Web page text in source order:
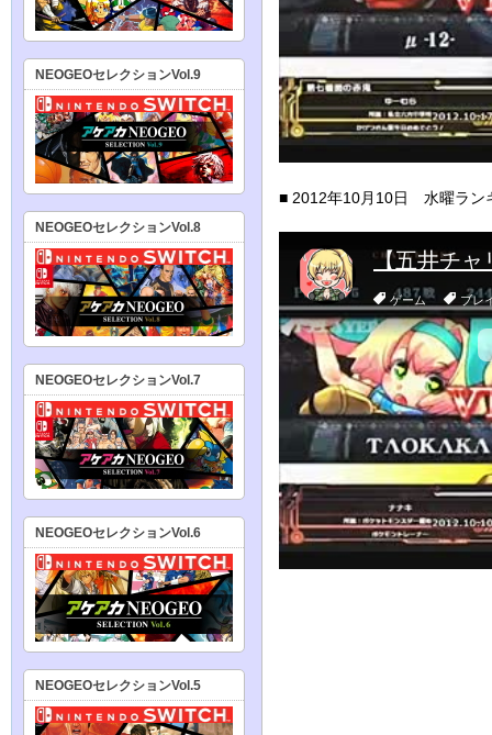
■ 2012年10月10日 水曜ラン
NEOGEOセレクションVol.9
NEOGEOセレクションVol.8
NEOGEOセレクションVol.7
NEOGEOセレクションVol.6
NEOGEOセレクションVol.5